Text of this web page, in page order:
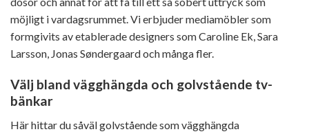
möjligt i vardagsrummet. Vi erbjuder mediamöbler som
formgivits av etablerade designers som Caroline Ek, Sara
Larsson, Jonas Søndergaard och många fler.
Välj bland vägghängda och golvstående tv-
bänkar
Här hittar du såväl golvstående som vägghängda